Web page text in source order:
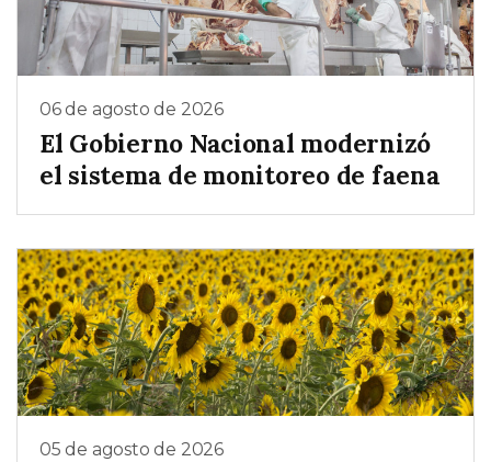
06 de agosto de 2026
El Gobierno Nacional modernizó
el sistema de monitoreo de faena
05 de agosto de 2026